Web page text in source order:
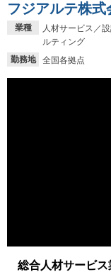
業種
人材サービス／
ルティング
勤務地
全国各拠点
フジアルテ株式
総合人材サービ